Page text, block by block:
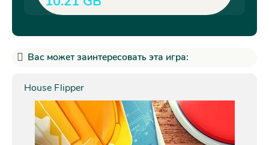
Вас может заинтересовать эта игра:
House Flipper